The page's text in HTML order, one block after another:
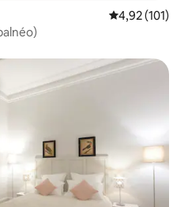
Évaluation
4,92 (101)